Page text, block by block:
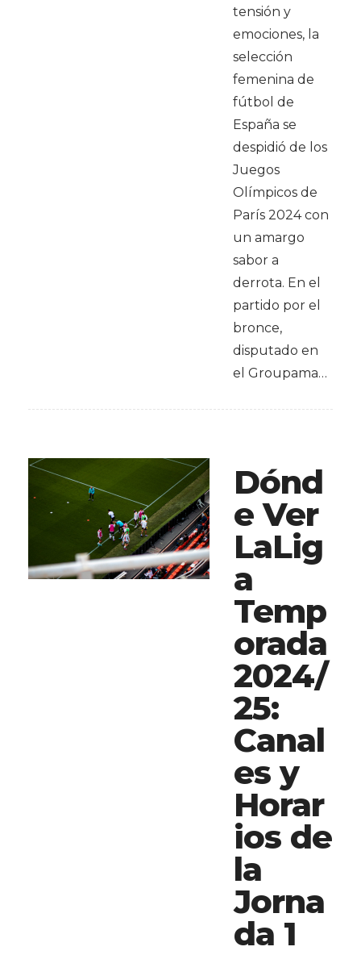
tensión y
emociones, la
selección
femenina de
fútbol de
España se
despidió de los
Juegos
Olímpicos de
París 2024 con
un amargo
sabor a
derrota. En el
partido por el
bronce,
disputado en
el Groupama…
Dónd
e Ver
LaLig
a
Temp
orada
2024/
25:
Canal
es y
Horar
ios de
la
Jorna
da 1